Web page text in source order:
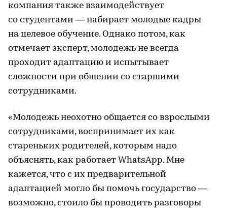
компания также взаимодействует
со студентами — набирает молодые кадры
на целевое обучение. Однако потом, как
отмечает эксперт, молодежь не всегда
проходит адаптацию и испытывает
сложности при общении со старшими
сотрудниками.
«Молодежь неохотно общается со взрослыми
сотрудниками, воспринимает их как
стареньких родителей, которым надо
объяснять, как работает WhatsApp. Мне
кажется, что с их предварительной
адаптацией могло бы помочь государство —
возможно, стоило бы проводить разговоры